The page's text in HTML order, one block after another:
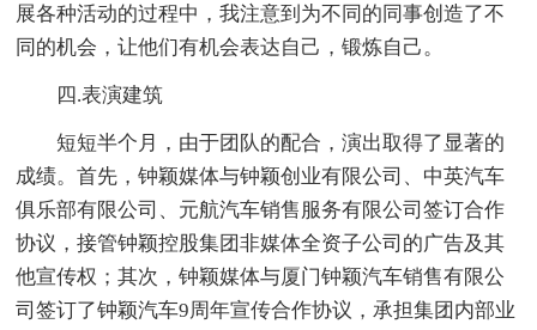
展各种活动的过程中，我注意到为不同的同事创造了不
同的机会，让他们有机会表达自己，锻炼自己。
四.表演建筑
短短半个月，由于团队的配合，演出取得了显著的
成绩。首先，钟颖媒体与钟颖创业有限公司、中英汽车
俱乐部有限公司、元航汽车销售服务有限公司签订合作
协议，接管钟颖控股集团非媒体全资子公司的广告及其
他宣传权；其次，钟颖媒体与厦门钟颖汽车销售有限公
司签订了钟颖汽车9周年宣传合作协议，承担集团内部业